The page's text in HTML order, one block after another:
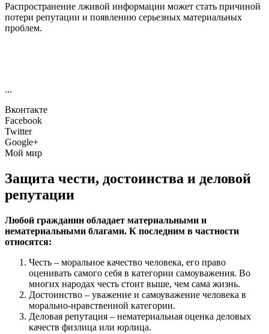
Распространение лживой информации может стать причиной
потери репутации и появлению серьезных материальных
проблем.
...
Вконтакте
Facebook
Twitter
Google+
Мой мир
Защита чести, достоинства и деловой
репутации
Любой гражданин обладает материальными и
нематериальными благами. К последним в частности
относятся:
Честь – моральное качество человека, его право
оценивать самого себя в категории самоуважения. Во
многих народах честь стоит выше, чем сама жизнь.
Достоинство – уважение и самоуважение человека в
морально-нравственной категории.
Деловая репутация – нематериальная оценка деловых
качеств физлица или юрлица.